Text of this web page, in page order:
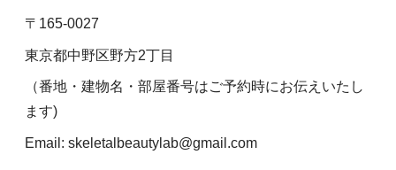
〒165-0027
東京都中野区野方2丁目
（番地・建物名・部屋番号はご予約時にお伝えいたし
ます)
Email: skeletalbeautylab@gmail.com